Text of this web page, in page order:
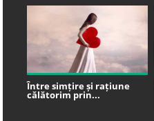
Între simțire și rațiune
călătorim prin...